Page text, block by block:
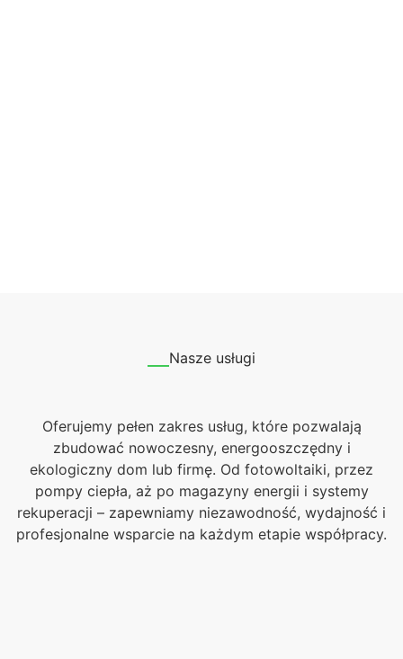
Nasze usługi
Oferujemy pełen zakres usług, które pozwalają
zbudować nowoczesny, energooszczędny i
ekologiczny dom lub firmę. Od fotowoltaiki, przez
pompy ciepła, aż po magazyny energii i systemy
rekuperacji – zapewniamy niezawodność, wydajność i
profesjonalne wsparcie na każdym etapie współpracy.